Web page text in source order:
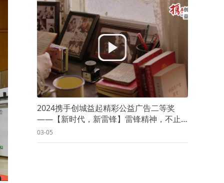
2024携手创城益起精彩公益广告二等奖
——【新时代，新雷锋】雷锋精神，不止
岁岁春三月（湖南广播电视台）
03-05